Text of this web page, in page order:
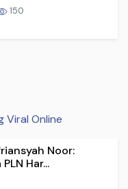
150
Viral Online
Noor:
Har...